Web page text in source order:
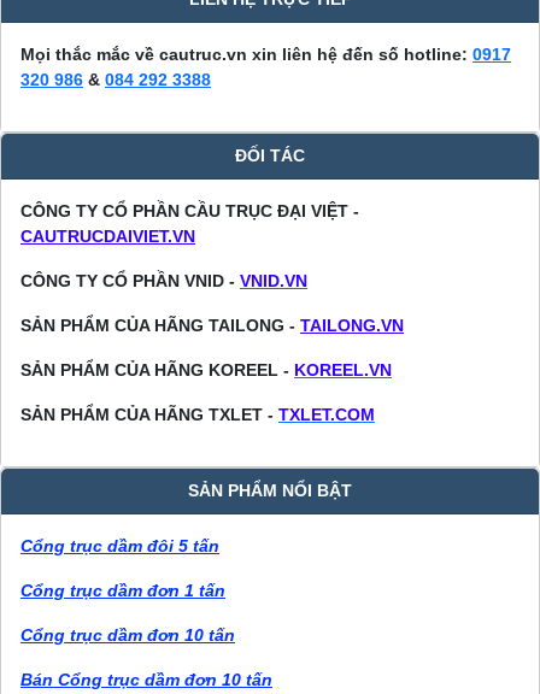
Mọi thắc mắc về cautruc.vn xin liên hệ đến số hotline: 0917
320 986 & 084 292 3388
ĐỐI TÁC
CÔNG TY CỔ PHẦN CẦU TRỤC ĐẠI VIỆT -
CAUTRUCDAIVIET.VN
CÔNG TY CỔ PHẦN VNID - VNID.VN
SẢN PHẨM CỦA HÃNG TAILONG - TAILONG.VN
SẢN PHẨM CỦA HÃNG KOREEL - KOREEL.VN
SẢN PHẨM CỦA HÃNG TXLET - TXLET.COM
SẢN PHẨM NỔI BẬT
Cổng trục dầm đôi 5 tấn
Cổng trục dầm đơn 1 tấn
Cổng trục dầm đơn 10 tấn
Bán Cổng trục dầm đơn 10 tấn